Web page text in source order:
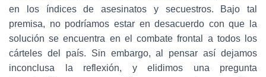
en los índices de asesinatos y secuestros. Bajo tal
premisa, no podríamos estar en desacuerdo con que la
solución se encuentra en el combate frontal a todos los
cárteles del país. Sin embargo, al pensar así dejamos
inconclusa la reflexión, y elidimos una pregunta